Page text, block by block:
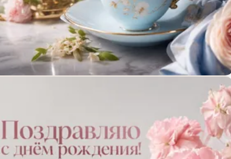
с днём рождения с чашкой и цветами